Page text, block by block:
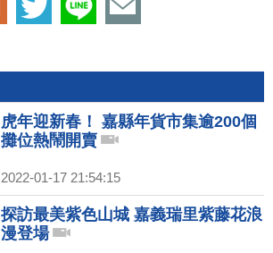
虎年迎新春！ 嘉縣年貨市集逾200個
攤位熱鬧開賣
2022-01-17 21:54:15
探訪最美紫色山城 嘉義瑞里紫藤花浪
漫登場